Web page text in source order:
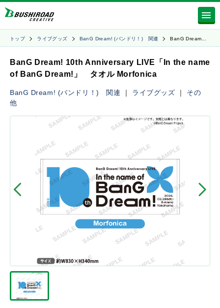
トップ ライブグッズ BanG Dream! (バンドリ！) 関連 BanG Dream…
BanG Dream! 10th Anniversary LIVE「In the name
of BanG Dream!」 タオル Morfonica
BanG Dream! (バンドリ！) 関連 ｜ ライブグッズ ｜ その
他